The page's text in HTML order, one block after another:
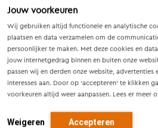
Jouw voorkeuren
Wij gebruiken altijd functionele en analytische
plaatsen en data verzamelen om de
persoonlijker te maken. Met deze cookies en
jouw internetgedrag binnen en buiten onze
passen wij en derden onze website, advertenties
interesses aan. Door op ‘accepteren’ te klikken
voorkeuren altijd weer aanpassen. Lees er meer
Weigeren Accepteren
Jaarbeursboulevard 280
3521 BC Utrecht
+31 (0)30 – 265 5555
Raalte
Barkstraat 5
8102 GV Raalte
0572 360 998